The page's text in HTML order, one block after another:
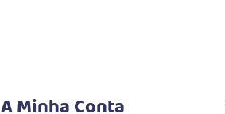
A Minha Conta